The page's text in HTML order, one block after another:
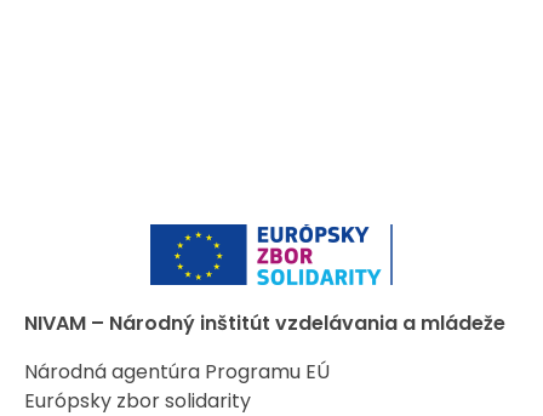
NIVAM – Národný inštitút vzdelávania a mládeže
Národná agentúra Programu EÚ
Európsky zbor solidarity